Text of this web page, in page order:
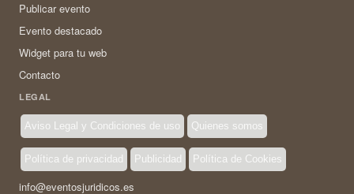
Publicar evento
Evento destacado
Widget para tu web
Contacto
LEGAL
Aviso Legal y Condiciones de uso Quienes somos
Política de privacidad Publicidad Política de Cookies
info@eventosjuridicos.es